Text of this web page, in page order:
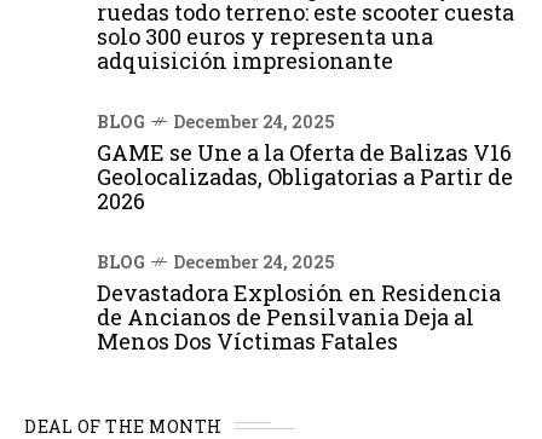
ruedas todo terreno: este scooter cuesta
solo 300 euros y representa una
adquisición impresionante
BLOG December 24, 2025
GAME se Une a la Oferta de Balizas V16
Geolocalizadas, Obligatorias a Partir de
2026
BLOG December 24, 2025
Devastadora Explosión en Residencia
de Ancianos de Pensilvania Deja al
Menos Dos Víctimas Fatales
DEAL OF THE MONTH